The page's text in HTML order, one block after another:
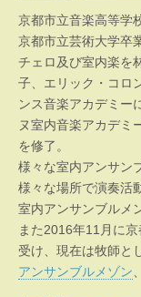
京都市立音楽高等学
京都市立芸術大学卒
チェロ及び室内楽を
子、エリック・コロ
ンス音楽アカデミー
ヌ室内音楽アカデミ
を修了。
様々な室内アンサン
様々な場所で演奏活
室内アンサンブルメ
また2016年11月に
受け、現在は牧師と
アンサンブルメゾン